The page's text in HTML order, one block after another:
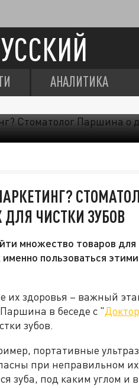
АНАЛИТИКА
ЧИСТКИ ЗУБОВ
множество товаров для
пользоваться
их здоровья – важный
в беседе с "
зубов.
портативные
при неправильном
зуба, под каким углом и